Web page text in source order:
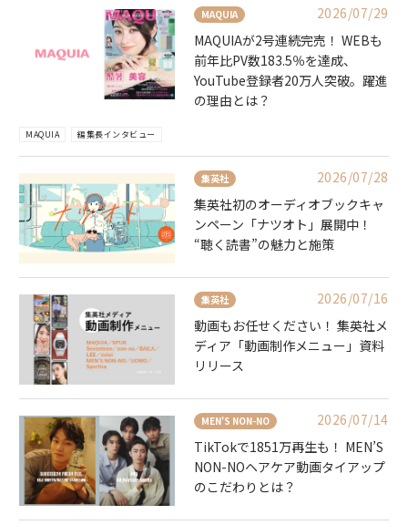
MAQUIA
2026/07/29
MAQUIAが2号連続完売！ WEBも
前年比PV数183.5％を達成、
YouTube登録者20万人突破。躍進
の理由とは？
MAQUIA 編集長インタビュー
集英社
2026/07/28
集英社初のオーディオブックキャ
ンペーン「ナツオト」展開中！
“聴く読書”の魅力と施策
集英社
2026/07/16
動画もお任せください！ 集英社メ
ディア「動画制作メニュー」資料
リリース
MEN'S NON-NO
2026/07/14
TikTokで1851万再生も！ MEN’S
NON-NOヘアケア動画タイアップ
のこだわりとは？